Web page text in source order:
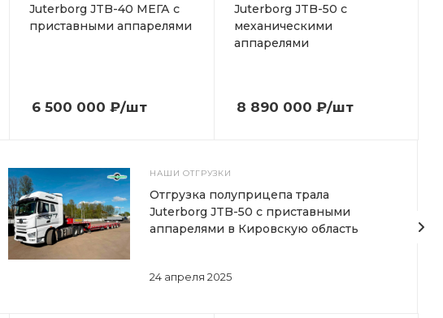
Juterborg JTB-40 МЕГА с
приставными аппарелями
6 500 000 ₽/шт
Juterborg JTB-50 с
механическими
аппарелями
8 890 000 ₽/шт
НАШИ ОТГРУЗКИ
24 апреля 2025
Отгрузка полуприцепа трала
Juterborg JTB-50 с приставными
аппарелями в Кировскую область